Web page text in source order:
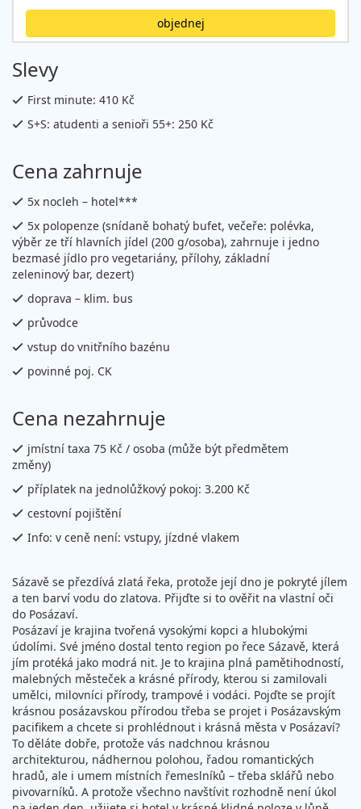
objednej
Slevy
First minute: 410 Kč
S+S: atudenti a senioři 55+: 250 Kč
Cena zahrnuje
5x nocleh – hotel***
5x polopenze (snídaně bohatý bufet, večeře: polévka,
výběr ze tří hlavních jídel (200 g/osoba), zahrnuje i jedno
bezmasé jídlo pro vegetariány, přílohy, základní
zeleninový bar, dezert)
doprava – klim. bus
průvodce
vstup do vnitřního bazénu
povinné poj. CK
Cena nezahrnuje
jmístní taxa 75 Kč / osoba (může být předmětem
změny)
příplatek na jednolůžkový pokoj: 3.200 Kč
cestovní pojištění
Info: v ceně není: vstupy, jízdné vlakem
Sázavě se přezdívá zlatá řeka, protože její dno je pokryté jílem
a ten barví vodu do zlatova. Přijďte si to ověřit na vlastní oči
do Posázaví.
Posázaví je krajina tvořená vysokými kopci a hlubokými
údolími. Své jméno dostal tento region po řece Sázavě, která
jím protéká jako modrá nit. Je to krajina plná pamětihodností,
malebných městeček a krásné přírody, kterou si zamilovali
umělci, milovníci přírody, trampové i vodáci. Pojďte se projít
krásnou posázavskou přírodou třeba se projet i Posázavským
pacifikem a chcete si prohlédnout i krásná města v Posázaví?
To děláte dobře, protože vás nadchnou krásnou
architekturou, nádhernou polohou, řadou romantických
hradů, ale i umem místních řemeslníků – třeba sklářů nebo
pivovarníků. A protože všechno navštívit rozhodně není úkol